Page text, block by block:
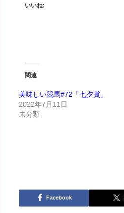
いいね:
関連
美味しい競馬#72「七夕賞」
2022年7月11日
未分類
Facebook